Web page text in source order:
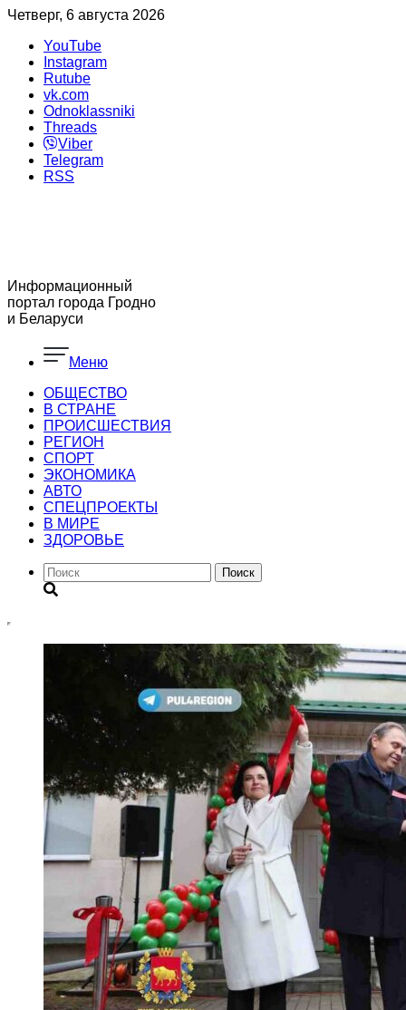
Четверг, 6 августа 2026
YouTube
Instagram
Rutube
vk.com
Odnoklassniki
Threads
Viber
Telegram
RSS
Информационный
портал города Гродно
и Беларуси
Меню
ОБЩЕСТВО
В СТРАНЕ
ПРОИСШЕСТВИЯ
РЕГИОН
CПОРТ
ЭКОНОМИКА
АВТО
СПЕЦПРОЕКТЫ
В МИРЕ
ЗДОРОВЬЕ
Поиск